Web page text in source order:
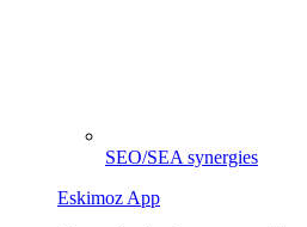
SEO/SEA synergies
Eskimoz App